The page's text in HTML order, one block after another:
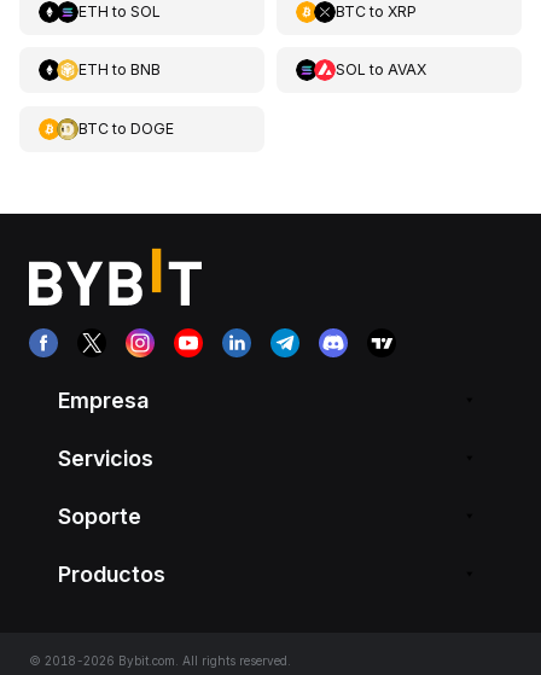
ETH to SOL BTCto XRP
ETH to BNB SOL to AVAX
BTCto DOGE
Empresa
Servicios
Soporte
Productos
© 2018-2026 Bybit.com. All rights reserved.